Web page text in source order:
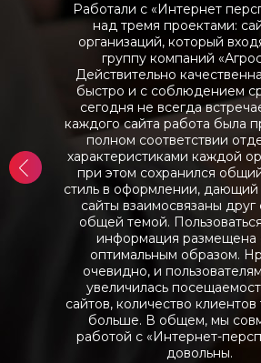
Работали с «Интернет
над тремя проектами:
организаций, который
группу компаний
Действительно
быстро и с соблюдением
сегодня не всегда
каждого сайта работа была
полном соответствии
характеристиками каждой
при этом сохранился
стиль в оформлении, дающий
сайты взаимосвязаны друг
общей темой.
информация размещена
оптимальным образом.
очевидно, и
увеличилась
сайтов, количество
больше. В общем, мы
работой с «Интернет-
довольны.